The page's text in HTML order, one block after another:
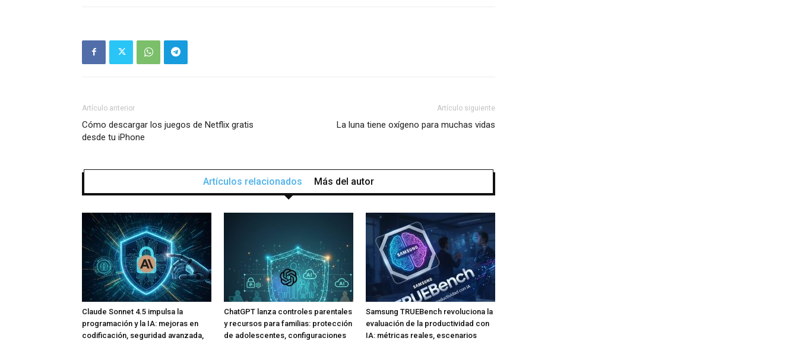
Artículo anterior
Cómo descargar los juegos de Netflix gratis
desde tu iPhone
Artículo siguiente
La luna tiene oxígeno para muchas vidas
Artículos relacionados Más del autor
Claude Sonnet 4.5 impulsa la
programación y la IA: mejoras en
codificación, seguridad avanzada,
ChatGPT lanza controles parentales
y recursos para familias: protección
de adolescentes, configuraciones
Samsung TRUEBench revoluciona la
evaluación de la productividad con
IA: métricas reales, escenarios